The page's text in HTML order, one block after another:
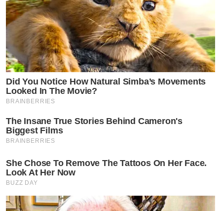
Did You Notice How Natural Simba’s Movements
Looked In The Movie?
BRAINBERRIES
The Insane True Stories Behind Cameron's
Biggest Films
BRAINBERRIES
She Chose To Remove The Tattoos On Her Face.
Look At Her Now
BUZZ DAY